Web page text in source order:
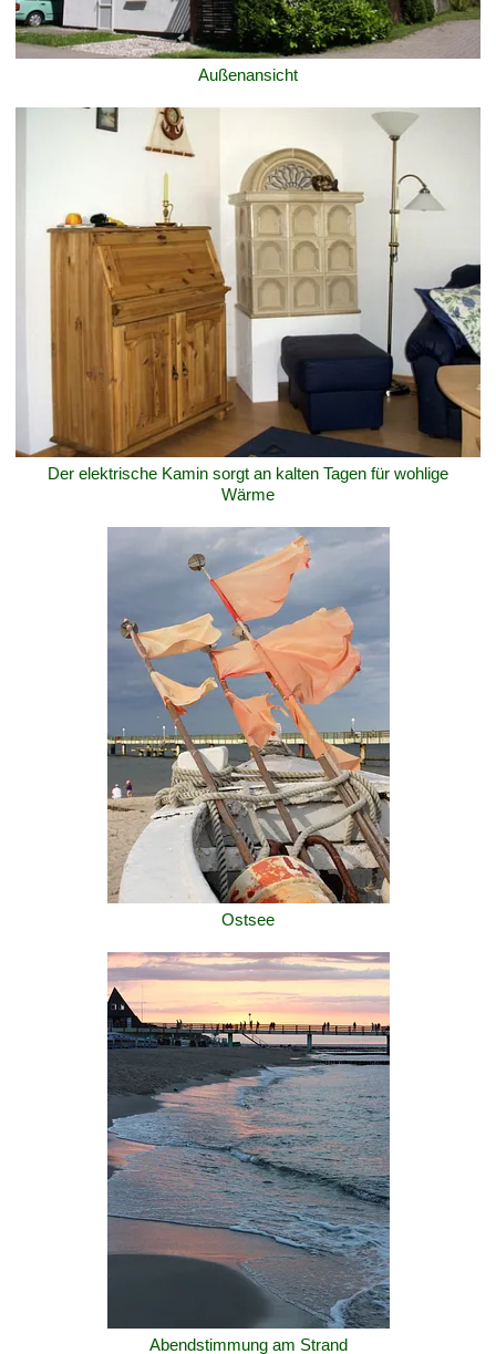
Außenansicht
Der elektrische Kamin sorgt an kalten Tagen für wohlige
Wärme
Ostsee
Abendstimmung am Strand